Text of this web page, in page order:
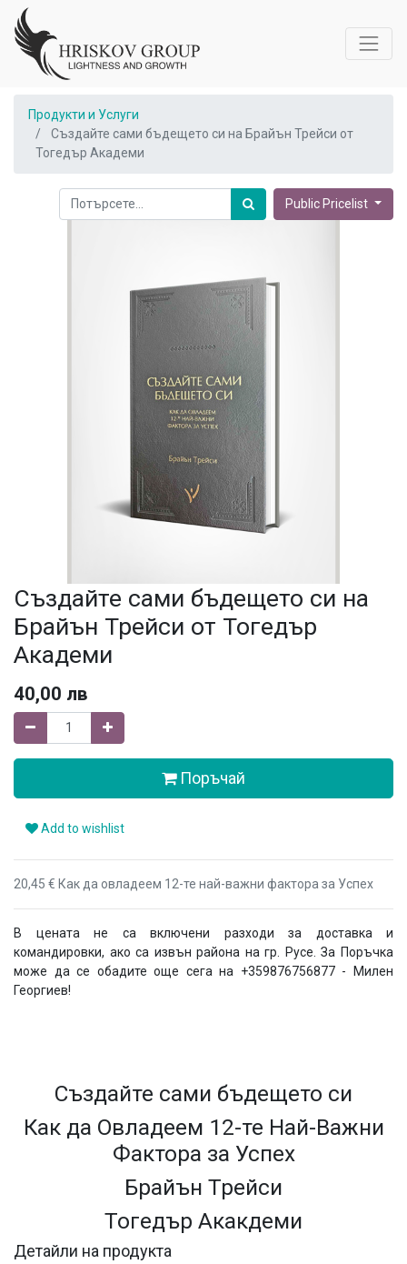
Продукти и Услуги
Създайте сами бъдещето си на Брайън Трейси от
Тогедър Академи
Public Pricelist
Създайте сами бъдещето си на
Брайън Трейси от Тогедър
Академи
40,00 лв
Поръчай
Add to wishlist
20,45 € Как да овладеем 12-те най-важни фактора за Успех
В цената не са включени разходи за доставка и
командировки, ако са извън района на гр. Русе. За Поръчка
може да се обадите още сега на +359876756877 - Милен
Георгиев!
Създайте сами бъдещето си
Как да Овладеем 12-те Най-Важни
Фактора за Успех
Брайън Трейси
Тогедър Акакдеми
Детайли на продукта